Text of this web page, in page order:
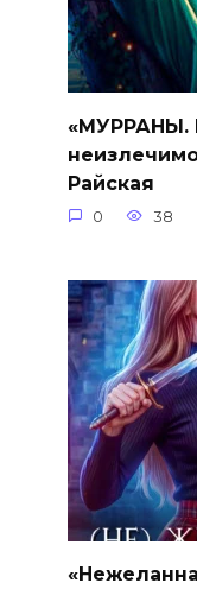
«МУРРАНЫ.
Райская
0 38